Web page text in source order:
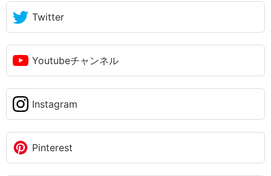
Twitter
Youtubeチャンネル
Instagram
Pinterest